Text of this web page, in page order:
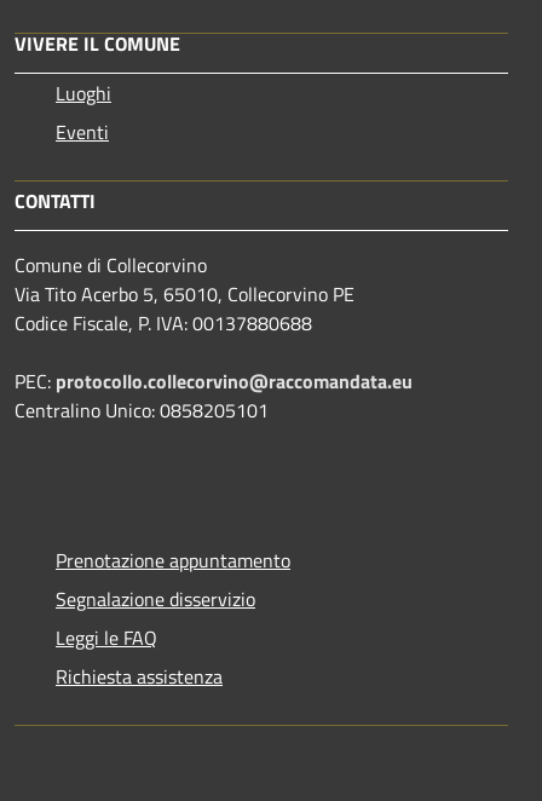
VIVERE IL COMUNE
Luoghi
Eventi
CONTATTI
Comune di Collecorvino
Via Tito Acerbo 5, 65010, Collecorvino PE
Codice Fiscale, P. IVA: 00137880688
PEC: protocollo.collecorvino@raccomandata.eu
Centralino Unico: 0858205101
Prenotazione appuntamento
Segnalazione disservizio
Leggi le FAQ
Richiesta assistenza